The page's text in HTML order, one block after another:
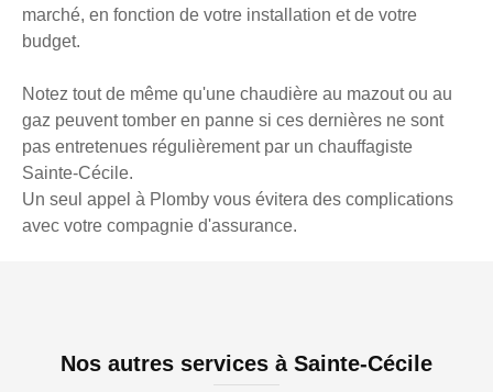
marché, en fonction de votre installation et de votre
budget.
Notez tout de même qu'une chaudière au mazout ou au
gaz peuvent tomber en panne si ces dernières ne sont
pas entretenues régulièrement par un chauffagiste
Sainte-Cécile.
Un seul appel à Plomby vous évitera des complications
avec votre compagnie d'assurance.
Nos autres services à Sainte-Cécile